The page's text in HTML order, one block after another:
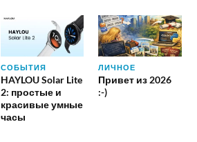
СОБЫТИЯ
HAYLOU Solar Lite
2: простые и
красивые умные
часы
ЛИЧНОЕ
Привет из 2026
:-)